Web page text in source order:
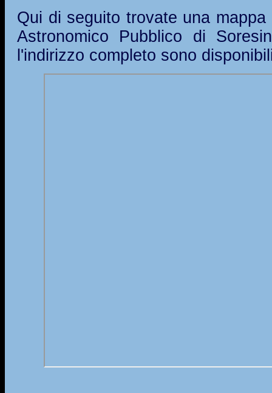
Qui di seguito trovate una
Astronomico Pubblico di
l'indirizzo completo sono